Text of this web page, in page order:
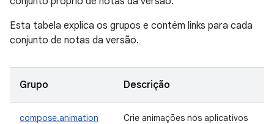
Esta tabela explica os grupos e contém links para cada
conjunto de notas da versão.
Grupo Descrição
compose.animation
Crie animações nos aplicativos